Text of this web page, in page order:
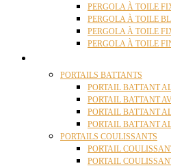
PERGOLA À TOILE
PERGOLA À TOILE
PERGOLA À TOILE
PERGOLA À TOILE
PORTAILS BATTANTS
PORTAIL BATTANT
PORTAIL BATTANT
PORTAIL BATTANT
PORTAIL BATTANT
PORTAILS COULISSANTS
PORTAIL
PORTAIL